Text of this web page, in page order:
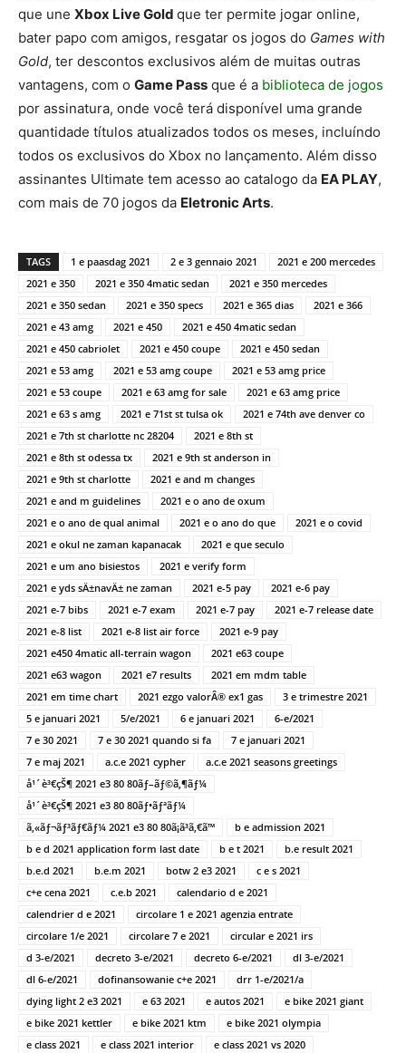
que une Xbox Live Gold que ter permite jogar online,
bater papo com amigos, resgatar os jogos do Games with
Gold, ter descontos exclusivos além de muitas outras
vantagens, com o Game Pass que é a biblioteca de jogos
por assinatura, onde você terá disponível uma grande
quantidade títulos atualizados todos os meses, incluíndo
todos os exclusivos do Xbox no lançamento. Além disso
assinantes Ultimate tem acesso ao catalogo da EA PLAY,
com mais de 70 jogos da Eletronic Arts.
TAGS 1 e paasdag 2021 2 e 3 gennaio 2021
2021 e 200 mercedes
2021 e 350
2021 e 350 4matic sedan
2021 e 350 mercedes
2021 e 350 sedan
2021 e 350 specs 2021 e 365 dias
2021 e 366
2021 e 43 amg
2021 e 450
2021 e 450 4matic sedan
2021 e 450 cabriolet
2021 e 450 coupe
2021 e 450 sedan
2021 e 53 amg
2021 e 53 amg coupe
2021 e 53 amg price
2021 e 53 coupe
2021 e 63 amg for sale
2021 e 63 amg price
2021 e 63 s amg
2021 e 71st st tulsa ok
2021 e 74th ave denver co
2021 e 7th st charlotte nc 28204
2021 e 8th st
2021 e 8th st odessa tx
2021 e 9th st anderson in
2021 e 9th st charlotte
2021 e and m changes
2021 e and m guidelines
2021 e o ano de oxum
2021 e o ano de qual animal
2021 e o ano do que
2021 e o covid
2021 e okul ne zaman kapanacak
2021 e que seculo
2021 e um ano bisiestos
2021 e verify form
2021 e yds sÄ±navÄ± ne zaman
2021 e-5 pay
2021 e-6 pay
2021 e-7 bibs
2021 e-7 exam 2021 e-7 pay
2021 e-7 release date
2021 e-8 list
2021 e-8 list air force
2021 e-9 pay
2021 e450 4matic all-terrain wagon
2021 e63 coupe
2021 e63 wagon
2021 e7 results
2021 em mdm table
2021 em time chart
2021 ezgo valorÂ® ex1 gas
3 e trimestre 2021
5 e januari 2021
5/e/2021 6 e januari 2021
6-e/2021
7 e 30 2021
7 e 30 2021 quando si fa
7 e januari 2021
7 e maj 2021
a.c.e 2021 cypher
a.c.e 2021 seasons greetings
å¹´è³€çŠ¶ 2021 e3 80 80ãƒ–ãƒ©ã‚¶ãƒ¼
å¹´è³€çŠ¶ 2021 e3 80 80ãƒ•ãƒªãƒ¼
ã‚«ãƒ¬ãƒ³ãƒ€ãƒ¼ 2021 e3 80 80ã¡ã³ã‚€ã™
b e admission 2021
b e d 2021 application form last date
b e t 2021
b.e result 2021
b.e.d 2021
b.e.m 2021 botw 2 e3 2021
c e s 2021
c+e cena 2021
c.e.b 2021
calendario d e 2021
calendrier d e 2021
circolare 1 e 2021 agenzia entrate
circolare 1/e 2021
circolare 7 e 2021
circular e 2021 irs
d 3-e/2021
decreto 3-e/2021 decreto 6-e/2021
dl 3-e/2021
dl 6-e/2021
dofinansowanie c+e 2021
drr 1-e/2021/a
dying light 2 e3 2021
e 63 2021 e autos 2021
e bike 2021 giant
e bike 2021 kettler
e bike 2021 ktm
e bike 2021 olympia
e class 2021
e class 2021 interior e class 2021 vs 2020